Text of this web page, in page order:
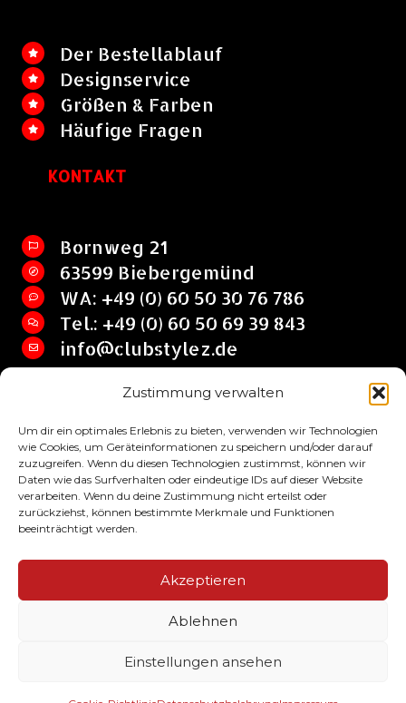
Zustimmung verwalten
Um dir ein optimales Erlebnis zu bieten, verwenden wir Technologien
wie Cookies, um Geräteinformationen zu speichern und/oder darauf
zuzugreifen. Wenn du diesen Technologien zustimmst, können wir
Daten wie das Surfverhalten oder eindeutige IDs auf dieser Website
verarbeiten. Wenn du deine Zustimmung nicht erteilst oder
zurückziehst, können bestimmte Merkmale und Funktionen
beeinträchtigt werden.
Akzeptieren
Ablehnen
Einstellungen ansehen
Der Bestellablauf
Designservice
Größen & Farben
Häufige Fragen
KONTAKT
Bornweg 21
63599 Biebergemünd
WA: +49 (0) 60 50 30 76 786
Tel.: +49 (0) 60 50 69 39 843
info@clubstylez.de
Clubstylez © 2017 by SHIRT HQ Jan Lehrian
Impressum
AGB